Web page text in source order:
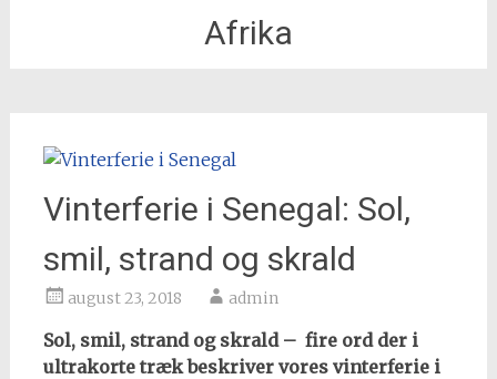
Afrika
Vinterferie i Senegal: Sol,
smil, strand og skrald
august 23, 2018 admin
Sol, smil, strand og skrald – fire ord der i
ultrakorte træk beskriver vores vinterferie i